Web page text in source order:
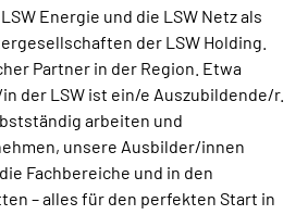
Energie und die LSW Netz als
der LSW Holding.
Partner in der Region. Etwa
der LSW ist ein/e Auszubildende/r.
arbeiten und
unsere Ausbilder/innen
Fachbereiche und in den
– alles für den perfekten Start in